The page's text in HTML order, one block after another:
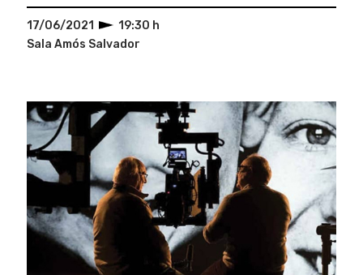
17/06/2021
19:30 h
Sala Amós Salvador